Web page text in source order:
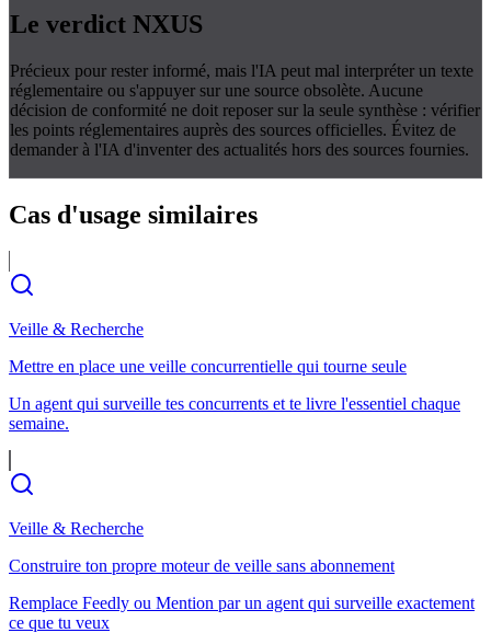
Le verdict NXUS
Précieux pour rester informé, mais l'IA peut mal interpréter un texte
réglementaire ou s'appuyer sur une source obsolète. Aucune
décision de conformité ne doit reposer sur la seule synthèse : vérifier
les points réglementaires auprès des sources officielles. Évitez de
demander à l'IA d'inventer des actualités hors des sources fournies.
Cas d'usage similaires
Veille & Recherche
Mettre en place une veille concurrentielle qui tourne seule
Un agent qui surveille tes concurrents et te livre l'essentiel chaque
semaine.
Veille & Recherche
Construire ton propre moteur de veille sans abonnement
Remplace Feedly ou Mention par un agent qui surveille exactement
ce que tu veux